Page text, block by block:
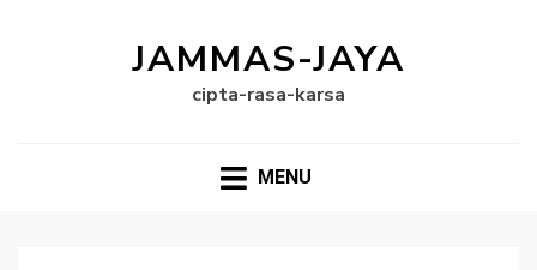
JAMMAS-JAYA
cipta-rasa-karsa
MENU